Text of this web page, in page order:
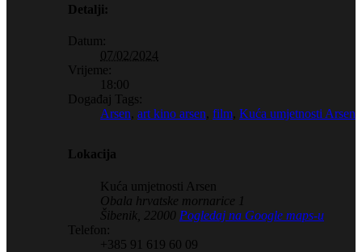
Detalji:
Datum:
07/02/2024
Vrijeme:
18:00
Događaj Tags:
Arsen, art kino arsen, film, Kuća umjetnosti Arsen
Lokacija
Kuća umjetnosti Arsen
Obala hrvatske mornarice 1
Šibenik
22000 Pogledaj na Google maps-u
Telefon:
+385 91 619 60 09